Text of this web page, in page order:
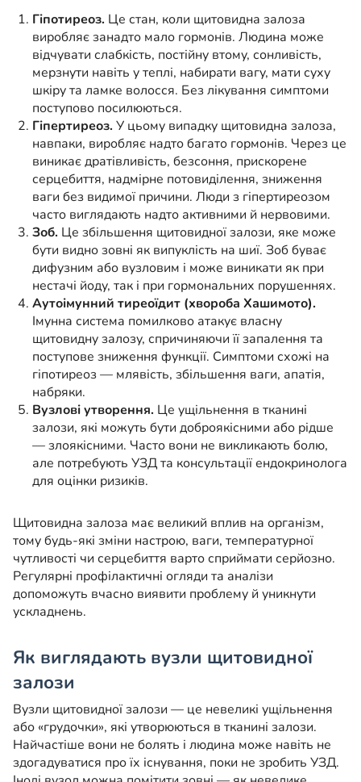
Гіпотиреоз. Це стан, коли щитовидна залоза
виробляє занадто мало гормонів. Людина може
відчувати слабкість, постійну втому, сонливість,
мерзнути навіть у теплі, набирати вагу, мати суху
шкіру та ламке волосся. Без лікування симптоми
поступово посилюються.
Гіпертиреоз. У цьому випадку щитовидна залоза,
навпаки, виробляє надто багато гормонів. Через це
виникає дратівливість, безсоння, прискорене
серцебиття, надмірне потовиділення, зниження
ваги без видимої причини. Люди з гіпертиреозом
часто виглядають надто активними й нервовими.
Зоб. Це збільшення щитовидної залози, яке може
бути видно зовні як випуклість на шиї. Зоб буває
дифузним або вузловим і може виникати як при
нестачі йоду, так і при гормональних порушеннях.
Аутоімунний тиреоїдит (хвороба Хашимото).
Імунна система помилково атакує власну
щитовидну залозу, спричиняючи її запалення та
поступове зниження функції. Симптоми схожі на
гіпотиреоз — млявість, збільшення ваги, апатія,
набряки.
Вузлові утворення. Це ущільнення в тканині
залози, які можуть бути доброякісними або рідше
— злоякісними. Часто вони не викликають болю,
але потребують УЗД та консультації ендокринолога
для оцінки ризиків.
Щитовидна залоза має великий вплив на організм,
тому будь-які зміни настрою, ваги, температурної
чутливості чи серцебиття варто сприймати серйозно.
Регулярні профілактичні огляди та аналізи
допоможуть вчасно виявити проблему й уникнути
ускладнень.
Як виглядають вузли щитовидної
залози
Вузли щитовидної залози — це невеликі ущільнення
або «грудочки», які утворюються в тканині залози.
Найчастіше вони не болять і людина може навіть не
здогадуватися про їх існування, поки не зробить УЗД.